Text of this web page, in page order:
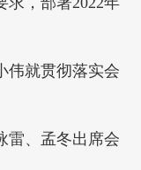
就贯彻落实会
、孟冬出席会